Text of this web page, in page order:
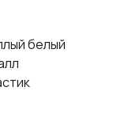
белый